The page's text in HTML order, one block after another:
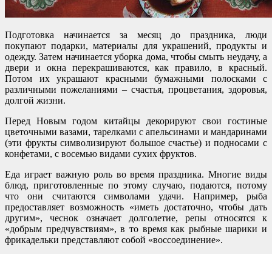
Подготовка начинается за месяц до праздника, люди
покупают подарки, материалы для украшений, продукты и
одежду. Затем начинается уборка дома, чтобы смыть неудачу, а
двери и окна перекрашиваются, как правило, в красный.
Потом их украшают красными бумажными полосками с
различными пожеланиями – счастья, процветания, здоровья,
долгой жизни.
Перед Новым годом китайцы декорируют свои гостиные
цветочными вазами, тарелками с апельсинами и мандаринами
(эти фрукты символизируют большое счастье) и подносами с
конфетами, с восемью видами сухих фруктов.
Еда играет важную роль во время праздника. Многие виды
блюд, приготовленные по этому случаю, подаются, потому
что они считаются символами удачи. Например, рыба
предоставляет возможность «иметь достаточно, чтобы дать
другим», чеснок означает долголетие, репы относятся к
«добрым предчувствиям», в то время как рыбные шарики и
фрикадельки представляют собой «воссоединение».